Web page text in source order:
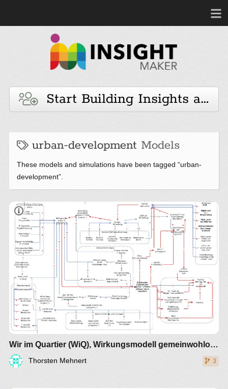
Start Building Insights and
urban-development Models
These models and simulations have been tagged “urban-
development”.
Wir im Quartier (WiQ), Wirkungsmodell gemeinwohlorientierte Koproduktion (V3)
Thorsten Mehnert 3